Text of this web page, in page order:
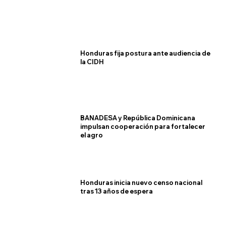
Honduras fija postura ante audiencia de
la CIDH
BANADESA y República Dominicana
impulsan cooperación para fortalecer
el agro
Honduras inicia nuevo censo nacional
tras 13 años de espera